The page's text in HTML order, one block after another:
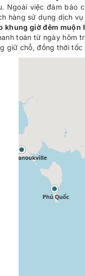
Ngoài việc đảm bảo
hàng sử dụng dịch vụ
khung giờ đêm muộn
toán từ ngày hôm
giữ chỗ, đồng thời tốc